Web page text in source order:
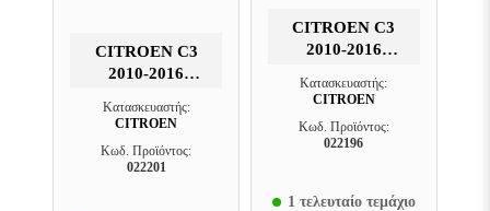
CITROEN C3
2010-2016
ΑΡΙΣΤΕΡΉ
Κατασκευαστής:
CITROEN
Κωδ. Προϊόντος:
022201
CITROEN C3
2010-2016
ΔΕΞΙΆ ΛΕΥΚΟ
Κατασκευαστής:
CITROEN
Κωδ. Προϊόντος:
022196
1 τελευταίο τεμάχιο